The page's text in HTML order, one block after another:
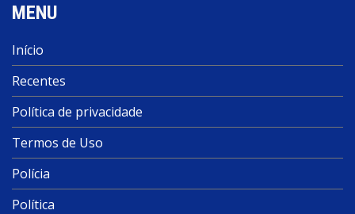
MENU
Início
Recentes
Política de privacidade
Termos de Uso
Polícia
Política